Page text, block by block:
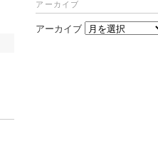
アーカイブ
アーカイブ